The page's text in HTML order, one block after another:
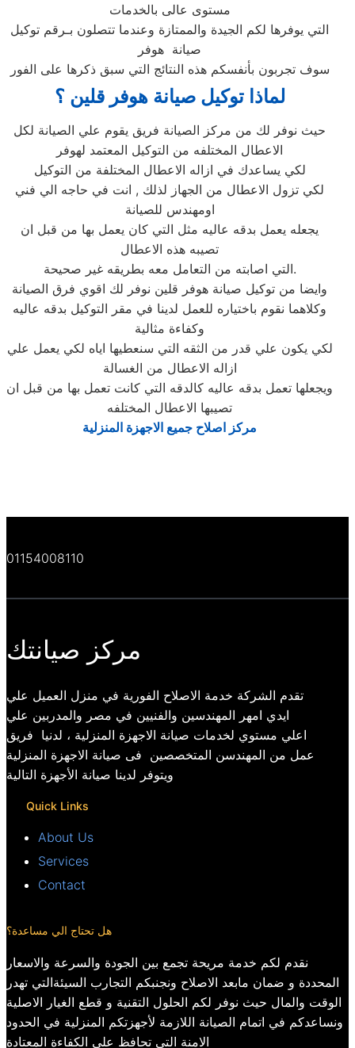
مستوى عالى بالخدمات
التي يوفرها لكم الجيدة والممتازة وعندما تتصلون بـرقم توكيل
صيانة هوفر
سوف تجربون بأنفسكم هذه النتائج التي سبق ذكرها على الفور
لماذا توكيل صيانة هوفر قلين ؟
حيث نوفر لك من مركز الصيانة فريق يقوم علي الصيانة لكل
الاعطال المختلفه من التوكيل المعتمد لهوفر
لكي يساعدك في ازاله الاعطال المختلفة من التوكيل
لكي تزول الاعطال من الجهاز لذلك , انت في حاجه الي فني
اومهندس للصيانة
يجعله يعمل بدقه عاليه مثل التي كان يعمل بها من قبل ان
تصيبه هذه الاعطال
التي اصابته من التعامل معه بطريقه غير صحيحة.
وايضا من توكيل صيانة هوفر قلين نوفر لك اقوي فرق الصيانة
وكلاهما نقوم باختياره للعمل لدينا في مقر التوكيل بدقه عاليه
وكفاءة مثالية
لكي يكون علي قدر من الثقه التي سنعطيها اياه لكي يعمل علي
ازاله الاعطال من الغسالة
ويجعلها تعمل بدقه عاليه كالدقه التي كانت تعمل بها من قبل ان
تصيبها الاعطال المختلفه
مركز اصلاح جميع الاجهزة المنزلية
01154008110
مركز صيانتك
تقدم الشركة خدمة الاصلاح الفورية في منزل العميل علي
ايدي امهر المهندسين والفنيين في مصر والمدربين علي
اعلي مستوي لخدمات صيانة الاجهزة المنزلية ، لدنيا فريق
عمل من المهندسن المتخصصين فى صيانة الاجهزة المنزلية
ويتوفر لدينا صيانة الأجهزة التالية
Quick Links
About Us
Services
Contact
هل تحتاج الي مساعدة؟
نقدم لكم خدمة مريحة تجمع بين الجودة والسرعة والاسعار
المحددة و ضمان مابعد الاصلاح ونجنبكم التجارب السيئةالتي تهدر
الوقت والمال حيث نوفر لكم الحلول التقنية و قطع الغيار الاصلية
ونساعدكم في اتمام الصيانة اللازمة لأجهزتكم المنزلية في الحدود
الامنة التي تحافظ علي الكفاءة المعتادة